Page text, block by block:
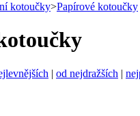
kotoučky>Papírové kotoučky
| od nejdražších |